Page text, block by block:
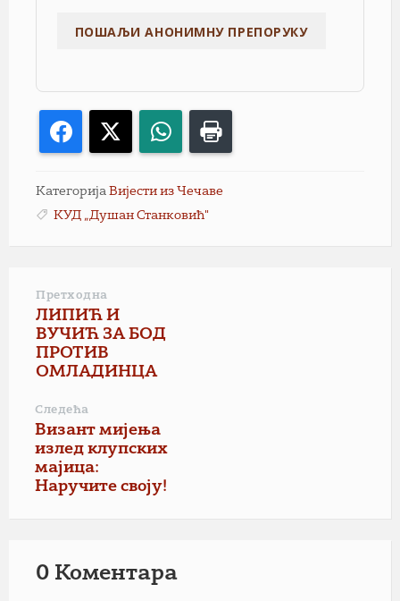
Facebook WhatsApp
Категорија Вијести из Чечаве
КУД „Душан Станковић"
Претходна
ЛИПИЋ И
ВУЧИЋ ЗА БОД
ПРОТИВ
ОМЛАДИНЦА
Следећа
Визант мијења
излед клупских
мајица:
Наручите своју!
0 Коментарa